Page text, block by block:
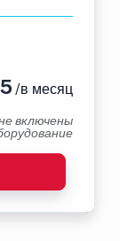
/в месяц
включены